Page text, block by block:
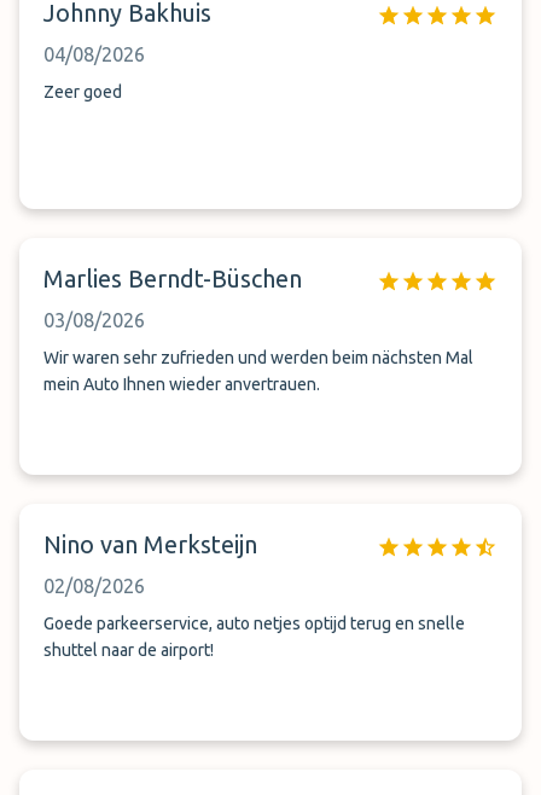
Johnny Bakhuis
04/08/2026
Zeer goed
Marlies Berndt-Büschen
03/08/2026
Wir waren sehr zufrieden und werden beim nächsten Mal
mein Auto Ihnen wieder anvertrauen.
Nino van Merksteijn
02/08/2026
Goede parkeerservice, auto netjes optijd terug en snelle
shuttel naar de airport!